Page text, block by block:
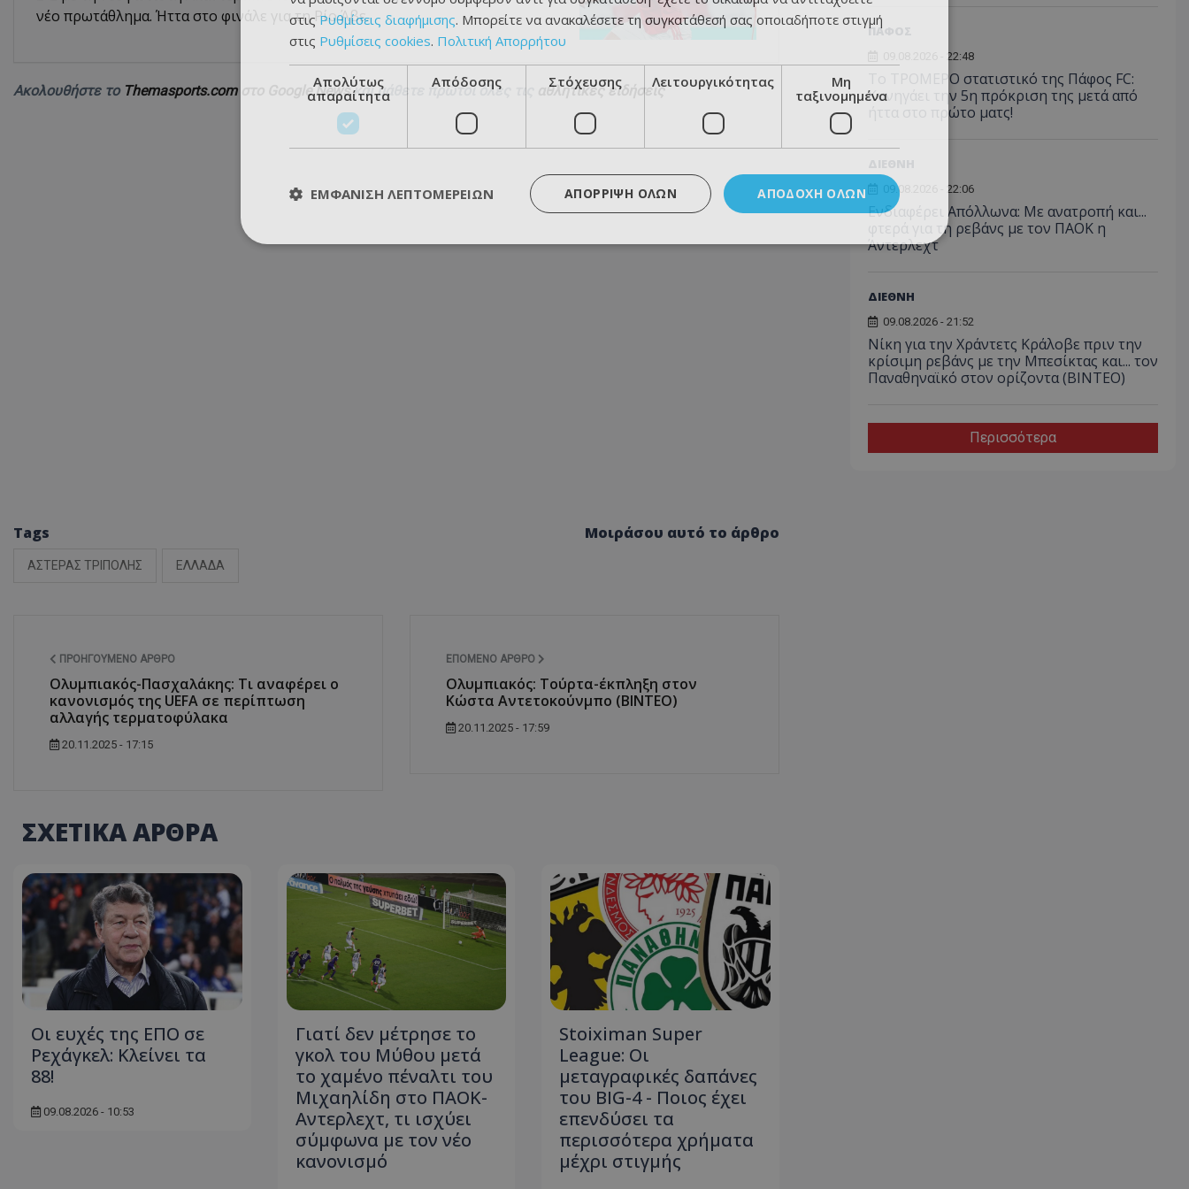
νέο πρωτάθλημα. Ήττα στο φινάλε για τη Ρίο Άβε.
Ακολουθήστε το Themasports.com στο Google Newsκαι μάθετε πρώτοι όλες τις αθλητικές ειδήσεις
Tags
ΑΣΤΕΡΑΣ ΤΡΙΠΟΛΗΣ ΕΛΛΑΔΑ
Μοιράσου αυτό το άρθρο
ΠΡΟΗΓΟΎΜΕΝΟ ΆΡΘΡΟ
Ολυμπιακός-Πασχαλάκης: Τι αναφέρει ο
κανονισμός της UEFA σε περίπτωση
αλλαγής τερματοφύλακα
20.11.2025 - 17:15
ΕΠΌΜΕΝΟ ΆΡΘΡΟ
Ολυμπιακός: Τούρτα-έκπληξη στον
Κώστα Αντετοκούνμπο (BINTEO)
20.11.2025 - 17:59
ΣΧΕΤΙΚΑ ΑΡΘΡΑ
Οι ευχές της ΕΠΟ σε
Ρεχάγκελ: Κλείνει τα
88!
09.08.2026 - 10:53
Γιατί δεν μέτρησε το
γκολ του Μύθου μετά
το χαμένο πέναλτι του
Μιχαηλίδη στο ΠΑΟΚ-
Αντερλεχτ, τι ισχύει
σύμφωνα με τον νέο
κανονισμό
Stoiximan Super
League: Οι
μεταγραφικές δαπάνες
του BIG-4 - Ποιος έχει
επενδύσει τα
περισσότερα χρήματα
μέχρι στιγμής
ΠΑΦΟΣ
09.08.2026 - 22:48
Το ΤΡΟΜΕΡΟ στατιστικό της Πάφος FC:
Κυνηγάει την 5η πρόκριση της μετά από
ήττα στο πρώτο ματς!
09.08.2026 - 22:06
Ενδιαφέρει Απόλλωνα: Με ανατροπή και...
φτερά για τη ρεβάνς με τον ΠΑΟΚ η
Άντερλεχτ
ΔΙΕΘΝΗ
09.08.2026 - 21:52
Νίκη για την Χράντετς Κράλοβε πριν την
κρίσιμη ρεβάνς με την Μπεσίκτας και... τον
Παναθηναϊκό στον ορίζοντα (ΒΙΝΤΕΟ)
Περισσότερα
στιςΡυθμίσεις διαφήμισης. Μπορείτε να ανακαλέσετε τη συγκατάθεσή σας οποιαδήποτε στιγμή
στις Ρυθμίσεις cookies. Πολιτική Απορρήτου
Απολύτως
απαραίτητα
Απόδοσης Στόχευσης Λειτουργικότητας
Μη
ταξινομημένα
ΑΠΟΔΟΧΉ ΌΛΩΝ
ΑΠΌΡΡΙΨΗ ΌΛΩΝ
ΕΜΦΆΝΙΣΗ ΛΕΠΤΟΜΕΡΕΙΏΝ